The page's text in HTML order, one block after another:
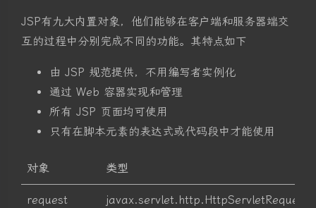
JSP有九大内置对象，他们能够在客户端和服务器端交
互的过程中分别完成不同的功能。其特点如下
由 JSP 规范提供，不用编写者实例化
通过 Web 容器实现和管理
所有 JSP 页面均可使用
只有在脚本元素的表达式或代码段中才能使用
对象
类型
类型
request javax.servlet.http.HttpServletRequest